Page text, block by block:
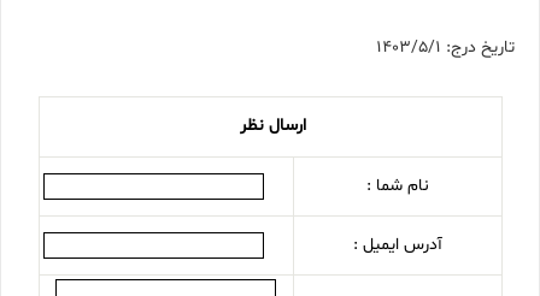
تاریخ درج: 1403/5/1
ارسال نظر
نام شما :
آدرس ایمیل :